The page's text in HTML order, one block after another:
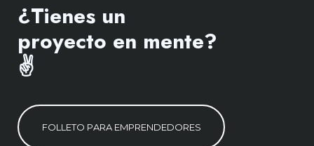
¿Tienes un
proyecto en mente?
✌️
FOL L ETO PARA EMPRENDEDORES